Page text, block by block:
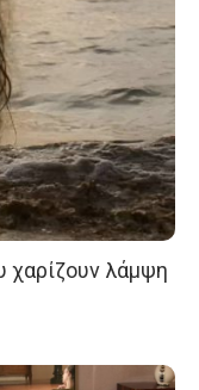
χαρίζουν λάμψη